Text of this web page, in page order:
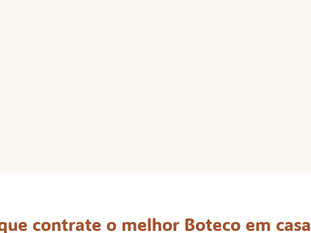
contrate o melhor Boteco em casa